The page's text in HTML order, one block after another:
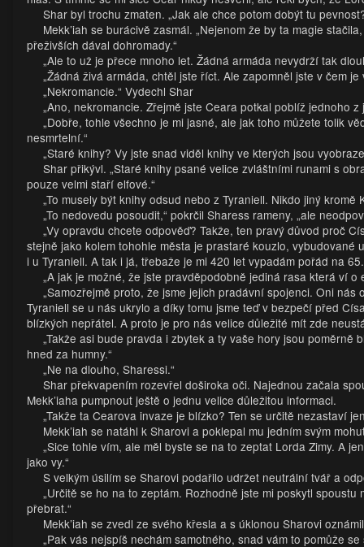
Shar byl trochu zmaten. „Jak ale chce potom dobýt tu
Mekk’iah se burácivě zasmál. „Nejenom že by ta magie
přeživších dával dohromady.“
„Ale to už je přece mnoho let. Žádná armáda nevydrží tak
„Žádná živá armáda, chtěl jste říct. Ale zapomněl jste v čem je
„Nekromancie.“ Vydechl Shar
„Ano, nekromancie. Zřejmě jste Ceara potkal poblíž jednoho z
„Dobře, tohle všechno je mi jasné, ale jak toho můžete tolik
nesmrtelní.“
„Staré knihy? Vy jste snad viděl knihy ve kterých jsou
Shar přikývl. „Staré knihy psané velice zvláštními runami s
pouze velmi staří elfové.“
„To musely být knihy odsud nebo z Tyraniell. Nikdo jiný
„To nedovedu posoudit,“ pokrčil Sharess rameny, „ale
„Vy opravdu chcete odpověď? Takže, ten pravý důvod proč
stejně jako kolem tohohle města je prastaré kouzlo,
i u Tyraniell. A tak i já, třebaže je mi 420 let vypadám pořád na
„A jak je možné, že jste pravděpodobně jediná rasa která ví o
„Samozřejmě proto, že jsme jejich pradávní spojenci. Oni
Tyraniell se u nás ukrylo a díky tomu jsme teď v bezpečí před
blízkých nepřátel. A proto je pro nás velice důležité mít zde
„Takže asi bude pravda i zbytek a ty vaše hory jsou
hned za humny.“
„Ne na dlouho, Sharessi.“
Shar překvapením rozevřel doširoka oči. Najednou začala
Mekk’iaha pumpnout ještě o jednu velice důležitou informaci.
„Takže ta Cearova invaze je blízko? Ten se určitě nezastaví
Mekk’iah se natáhl k Sharovi a poklepal mu jedním svým
„Sice tohle vím, ale měl byste se na to zeptat Lorda Zimy. A
jako vy.“
S velkým úsilím se Sharovi podařilo udržet neutrální tvář a
„Určitě se ho na to zeptám. Rozhodně jste mi poskytl
přebrat.“
Mekk’iah se zvedl ze svého křesla a s úklonou Sharovi
„Pak vás nejspíš nechám samotného, snad vám to pomůže